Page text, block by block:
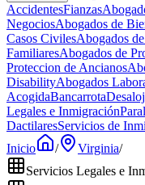
AccidentesFianzas
NegociosAbogados de
Casos CivilesAbogados
FamiliaresAbogados de
Proteccion de Ancianos
DisabilityAbogados
AcogidaBancarrota
Legales e Inmigración
DactilaresServicios de
Inicio
/ Virginia/
Servicios Legales e